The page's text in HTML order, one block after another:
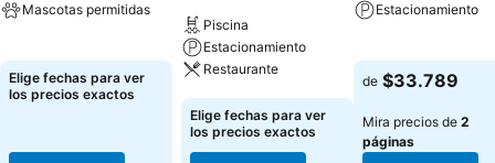
Mascotas permitidas
Elige fechas para ver
los precios exactos
Piscina
Estacionamiento
Restaurante
Ver precios
Elige fechas para ver
los precios exactos
Estacionamiento
de $33.789
Mira precios de 2
páginas